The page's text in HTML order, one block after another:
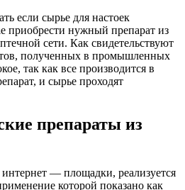
если сырье для настоек
приобрести нужный препарат из
сети. Как свидетельствуют
полученных в промышленных
так как все производится в
и сырье проходят
препараты из
— площадки, реализуется
которой показано как